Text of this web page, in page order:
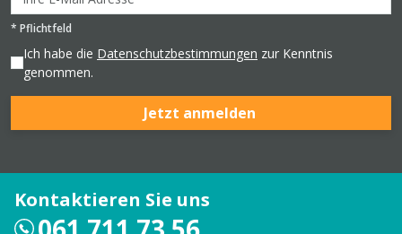
* Pflichtfeld
Ich habe die Datenschutzbestimmungen zur Kenntnis
genommen.
Jetzt anmelden
Kontaktieren Sie uns